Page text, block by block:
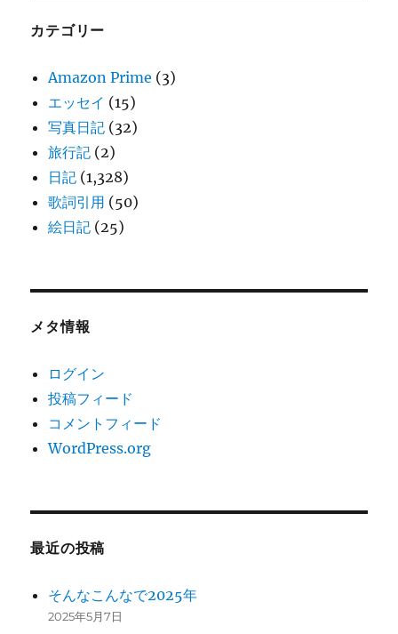
カテゴリー
Amazon Prime (3)
エッセイ (15)
写真日記 (32)
旅行記 (2)
日記 (1,328)
歌詞引用 (50)
絵日記 (25)
メタ情報
ログイン
投稿フィード
コメントフィード
WordPress.org
最近の投稿
そんなこんなで2025年
2025年5月7日